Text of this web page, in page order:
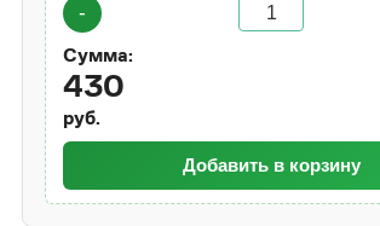
-
Сумма:
430
руб.
Добавить в корзину